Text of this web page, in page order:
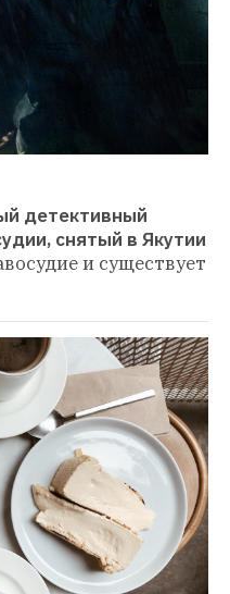
детективный
снятый в Якутии
и существует